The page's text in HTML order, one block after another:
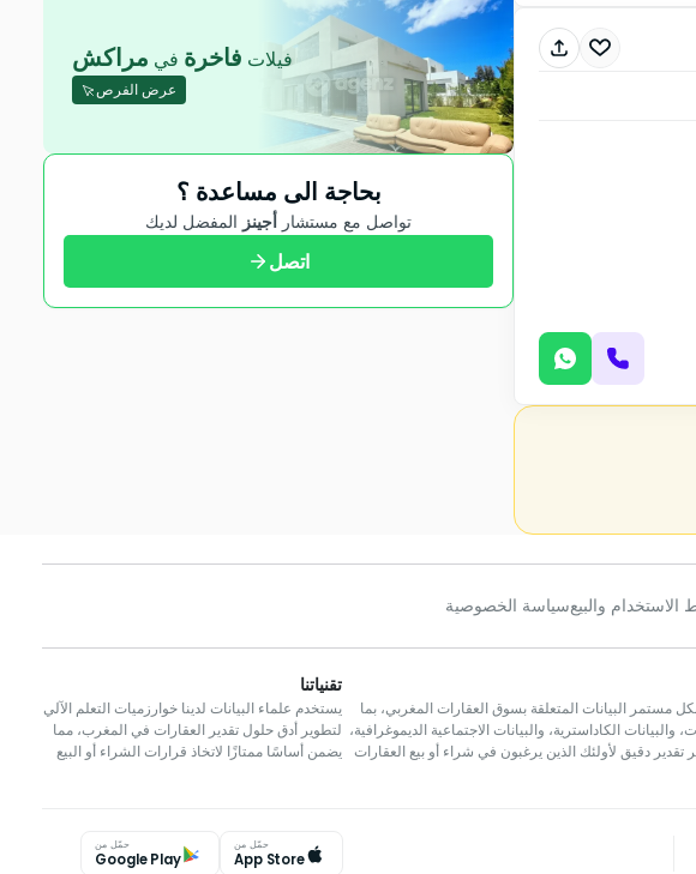
فيلات فاخرة في مراكش
عرض الفرص
بحاجة الى مساعدة ؟
تواصل مع مستشار أجينز المفضل لديك
اتصل
والبيعسياسة الخصوصية
البيانات المتعلقة بسوق العقارات المغربي، بما
الكاداسترية، والبيانات الاجتماعية الديموغرافية،
تقدير دقيق لأولئك الذين يرغبون في شراء أو بيع العقارات
تقنياتنا
يستخدم علماء البيانات لدينا خوارزميات التعلم الآلي
لتطوير أدق حلول تقدير العقارات في المغرب، مما
يضمن أساسًا ممتازًا لاتخاذ قرارات الشراء أو البيع
حمّل من
App Store
حمّل من
Google Play